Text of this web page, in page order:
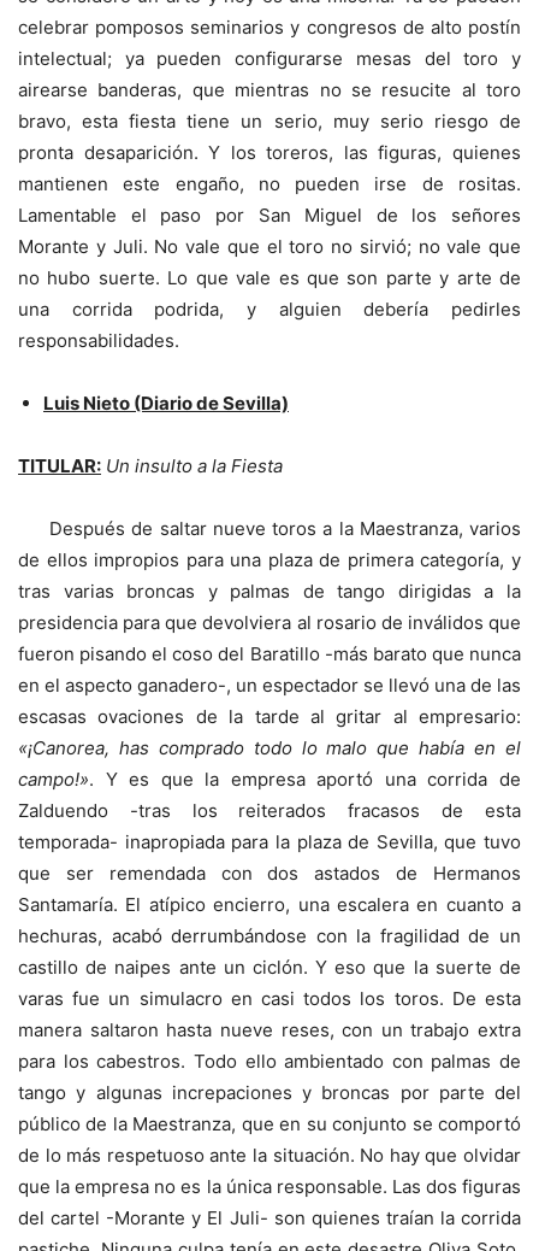
celebrar pomposos seminarios y congresos de alto postín
intelectual; ya pueden configurarse mesas del toro y
airearse banderas, que mientras no se resucite al toro
bravo, esta fiesta tiene un serio, muy serio riesgo de
pronta desaparición. Y los toreros, las figuras, quienes
mantienen este engaño, no pueden irse de rositas.
Lamentable el paso por San Miguel de los señores
Morante y Juli. No vale que el toro no sirvió; no vale que
no hubo suerte. Lo que vale es que son parte y arte de
una corrida podrida, y alguien debería pedirles
responsabilidades.
Luis Nieto (Diario de Sevilla)
TITULAR: Un insulto a la Fiesta
Después de saltar nueve toros a la Maestranza, varios
de ellos impropios para una plaza de primera categoría, y
tras varias broncas y palmas de tango dirigidas a la
presidencia para que devolviera al rosario de inválidos que
fueron pisando el coso del Baratillo -más barato que nunca
en el aspecto ganadero-, un espectador se llevó una de las
escasas ovaciones de la tarde al gritar al empresario:
«¡Canorea, has comprado todo lo malo que había en el
campo!». Y es que la empresa aportó una corrida de
Zalduendo -tras los reiterados fracasos de esta
temporada- inapropiada para la plaza de Sevilla, que tuvo
que ser remendada con dos astados de Hermanos
Santamaría. El atípico encierro, una escalera en cuanto a
hechuras, acabó derrumbándose con la fragilidad de un
castillo de naipes ante un ciclón. Y eso que la suerte de
varas fue un simulacro en casi todos los toros. De esta
manera saltaron hasta nueve reses, con un trabajo extra
para los cabestros. Todo ello ambientado con palmas de
tango y algunas increpaciones y broncas por parte del
público de la Maestranza, que en su conjunto se comportó
de lo más respetuoso ante la situación. No hay que olvidar
que la empresa no es la única responsable. Las dos figuras
del cartel -Morante y El Juli- son quienes traían la corrida